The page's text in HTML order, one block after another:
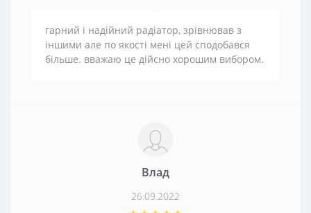
гарний і надійний радіатор, зрівнював з
іншими але по якості мені цей сподобався
більше. вважаю це дійсно хорошим вибором.
Влад
26.09.2022